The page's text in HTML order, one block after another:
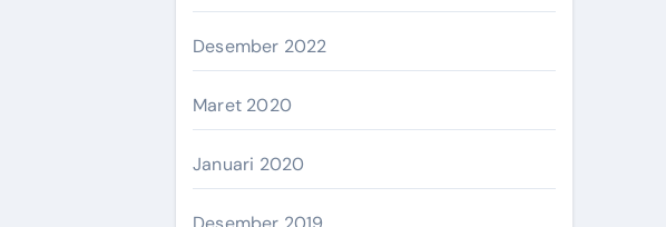
Desember 2022
Maret 2020
Januari 2020